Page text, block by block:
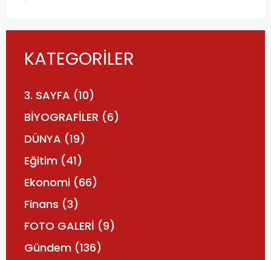
KATEGORİLER
3. SAYFA (10)
BİYOGRAFİLER (6)
DÜNYA (19)
Eğitim (41)
Ekonomi (66)
Finans (3)
FOTO GALERİ (9)
Gündem (136)